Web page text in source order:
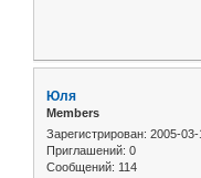
Юля
Members
Зарегистрирован: 2005-03-
Приглашений: 0
Сообщений: 114